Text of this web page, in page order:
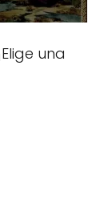
una